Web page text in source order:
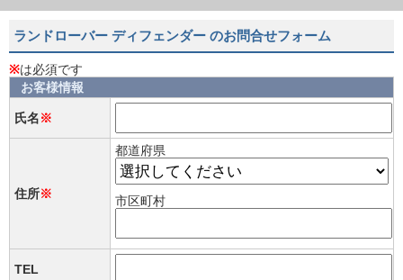
ランドローバー ディフェンダー のお問合せフォーム
※は必須です
お客様情報
氏名※
住所※
都道府県
市区町村
TEL